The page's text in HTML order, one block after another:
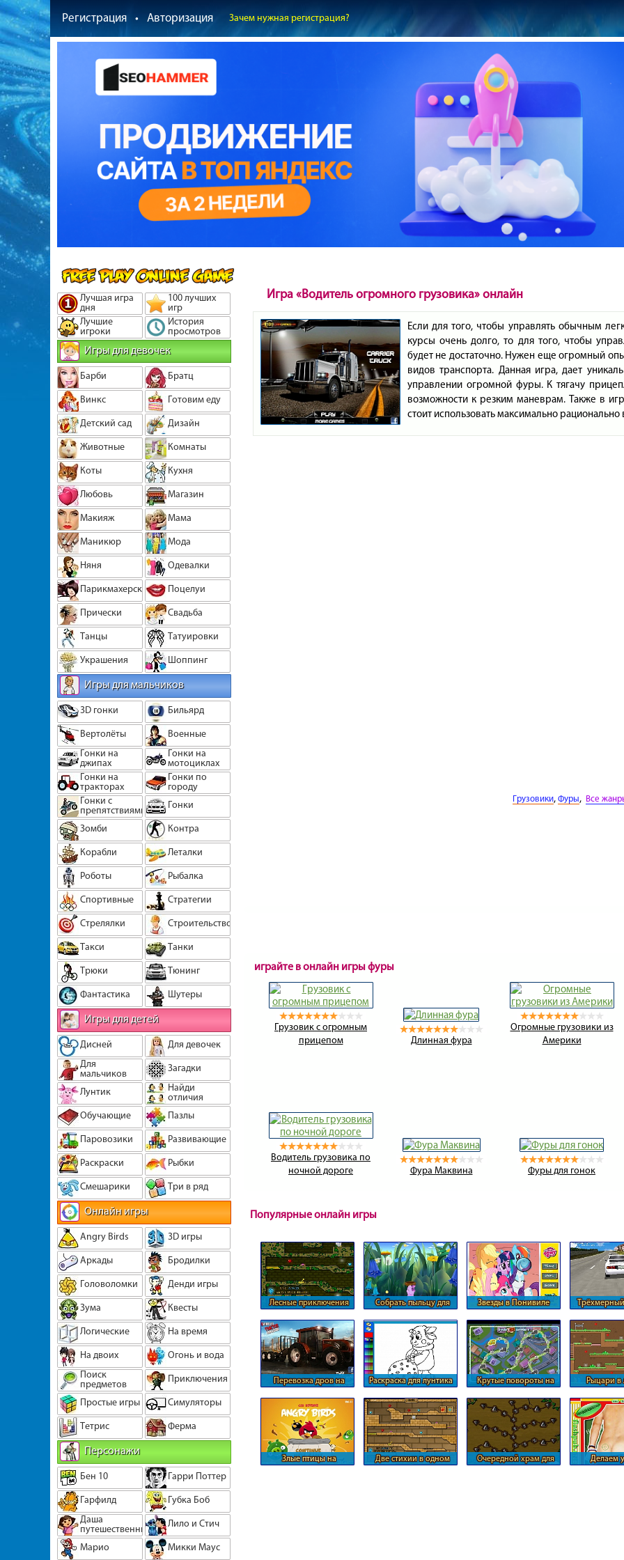
Регистрация • Авторизация Зачем нужная регистрация?
Лучшая игра
дня
100 лучших
игр
Лучшие
игроки
История
просмотров
Игры для девочек
Барби
Братц
Винкс
Готовим еду
Детский сад
Дизайн
Животные
Комнаты
Коты
Кухня
Любовь
Магазин
Макияж
Мама
Маникюр
Мода
Няня
Одевалки
Парикмахерская
Поцелуи
Прически
Свадьба
Танцы
Татуировки
Украшения
Шоппинг
Игры для мальчиков
3D гонки
Бильярд
Вертолёты
Военные
Гонки на
джипах
Гонки на
мотоциклах
Гонки на
тракторах
Гонки по
городу
Гонки с
препятствиями
Гонки
Зомби
Контра
Корабли
Леталки
Роботы
Рыбалка
Спортивные
Стратегии
Стрелялки
Строительство
Такси
Танки
Трюки
Тюнинг
Фантастика
Шутеры
Игры для детей
Дисней
Для девочек
Для
мальчиков
Загадки
Лунтик
Найди
отличия
Обучающие
Пазлы
Паровозики
Развивающие
Раскраски
Рыбки
Смешарики
Три в ряд
Онлайн игры
Angry Birds
3D игры
Аркады
Бродилки
Головоломки
Денди игры
Зума
Квесты
Логические
На время
На двоих
Огонь и вода
Поиск
предметов
Приключения
Простые игры
Симуляторы
Тетрис
Ферма
Персонажи
Бен 10
Гарри Поттер
Гарфилд
Губка Боб
Даша
путешественница
Лило и Стич
Марио
Микки Маус
Игра «Водитель огромного грузовика» онлайн
Если для того, чтобы управлять обычным
курсы очень долго, то для того, чтобы
будет не достаточно. Нужен еще огромный
видов транспорта. Данная игра, дает
управлении огромной фуры. К тягачу
возможности к резким маневрам. Также в
стоит использовать максимально
Грузовики, Фуры, Все
играйте в онлайн игры фуры
Грузовик с огромным
прицепом
Длинная фура
Огромные грузовики из
Америки
Водитель грузовика по
ночной дороге
Фура Маквина Фуры для гонок
Популярные онлайн игры
Лесные приключения
Собрать пыльцу для
Звезды в Понивиле
Перевозка дров на
Раскраска для лунтика
Крутые повороты на
Рыцари в
Злые птицы на
Две стихии в одном
Очередной храм для
Делаем